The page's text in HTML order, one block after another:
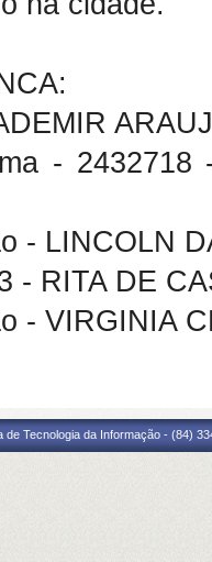
- 2432718
- LINCOLN
- RITA DE
- VIRGINIA
de Tecnologia da Informação - (84)